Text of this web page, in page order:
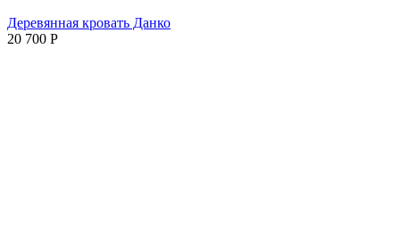
Деревянная кровать Данко
20 700 Р